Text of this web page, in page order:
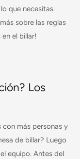
que necesitas.
sobre las reglas
el billar!
Los
con más personas y
de billar? Luego
equipo. Antes del